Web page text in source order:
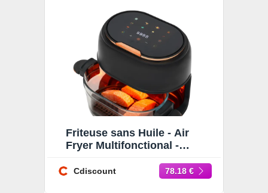
Friteuse sans Huile - Air
Fryer Multifonctional -
1350W Noir - 60-190 ℃
Cdiscount 78.18 €